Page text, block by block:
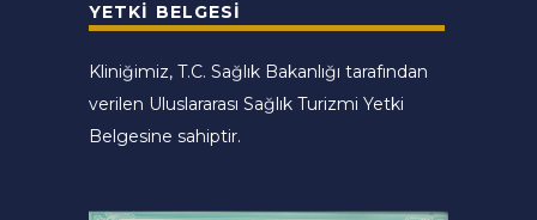
YETKI BELGESI
Kliniğimiz, T.C. Sağlık Bakanlığı tarafından
verilen Uluslararası Sağlık Turizmi Yetki
Belgesine sahiptir.